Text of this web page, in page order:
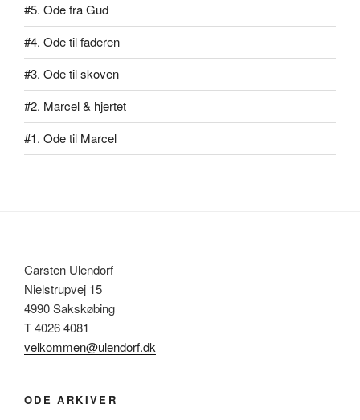
#5. Ode fra Gud
#4. Ode til faderen
#3. Ode til skoven
#2. Marcel & hjertet
#1. Ode til Marcel
Carsten Ulendorf
Nielstrupvej 15
4990 Sakskøbing
T 4026 4081
velkommen@ulendorf.dk
ODE ARKIVER